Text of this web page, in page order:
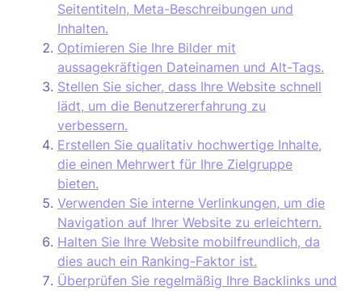
Seitentiteln, Meta-Beschreibungen und
Inhalten.
Optimieren Sie Ihre Bilder mit
aussagekräftigen Dateinamen und Alt-Tags.
Stellen Sie sicher, dass Ihre Website schnell
lädt, um die Benutzererfahrung zu
verbessern.
Erstellen Sie qualitativ hochwertige Inhalte,
die einen Mehrwert für Ihre Zielgruppe
bieten.
Verwenden Sie interne Verlinkungen, um die
Navigation auf Ihrer Website zu erleichtern.
Halten Sie Ihre Website mobilfreundlich, da
dies auch ein Ranking-Faktor ist.
Überprüfen Sie regelmäßig Ihre Backlinks und